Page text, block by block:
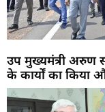
उप मुख्यमंत्री अरुण
के कार्यों का किया